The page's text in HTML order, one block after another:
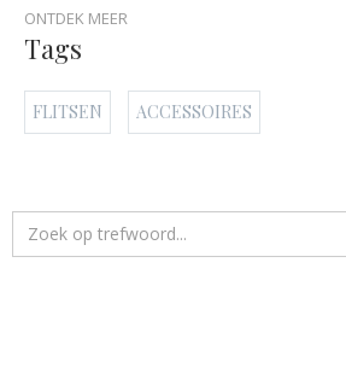
ONTDEK MEER
Tags
FLITSEN ACCESSOIRES